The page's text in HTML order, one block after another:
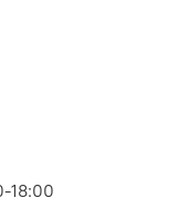
18:00